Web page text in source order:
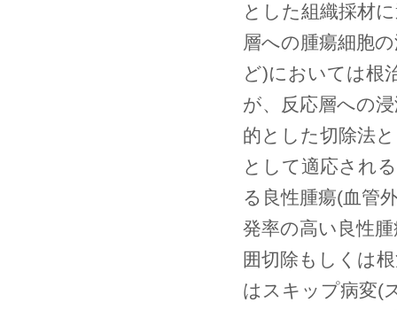
とした組織採材
層への腫瘍細胞
ど)においては根
が、反応層への
的とした切除法
として適応され
る良性腫瘍(血管
発率の高い良性
囲切除もしくは
はスキップ病変(